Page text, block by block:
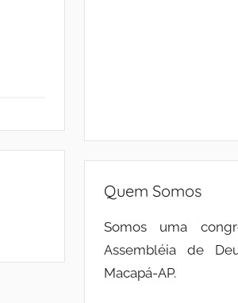
Quem Somos
Somos uma
Assembléia de
Macapá-AP.